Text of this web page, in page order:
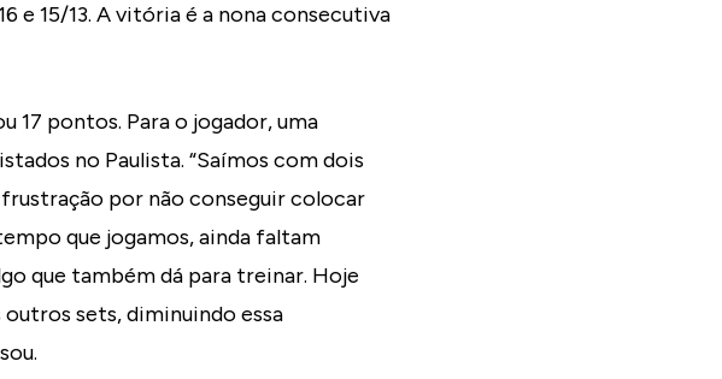
e 15/13. A vitória é a nona consecutiva
17 pontos. Para o jogador, uma
no Paulista. “Saímos com dois
por não conseguir colocar
que jogamos, ainda faltam
que também dá para treinar. Hoje
sets, diminuindo essa